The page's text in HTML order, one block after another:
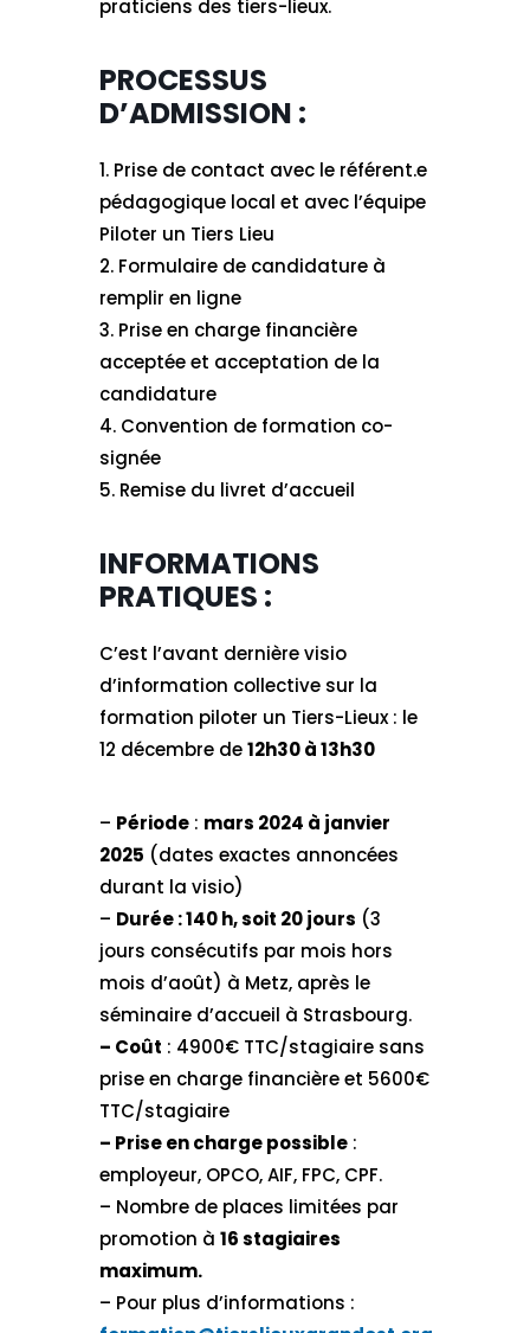
praticiens des tiers-lieux.
PROCESSUS
D’ADMISSION :
1. Prise de contact avec le référent.e
pédagogique local et avec l’équipe
Piloter un Tiers Lieu
2. Formulaire de candidature à
remplir en ligne
3. Prise en charge financière
acceptée et acceptation de la
candidature
4. Convention de formation co-
signée
5. Remise du livret d’accueil
INFORMATIONS
PRATIQUES :
C’est l’avant dernière visio
d’information collective sur la
formation piloter un Tiers-Lieux : le
12 décembre de12h30 à 13h30
– Période : mars 2024 à janvier
2025 (dates exactes annoncées
durant la visio)
– Durée : 140 h, soit 20 jours (3
jours consécutifs par mois hors
mois d’août) à Metz, après le
séminaire d’accueil à Strasbourg.
– Coût : 4900€ TTC/stagiaire sans
prise en charge financière et 5600€
TTC/stagiaire
– Prise en charge possible :
employeur, OPCO, AIF, FPC, CPF.
– Nombre de places limitées par
promotion à 16 stagiaires
maximum.
– Pour plus d’informations :